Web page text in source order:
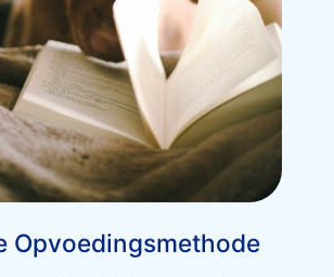
Opvoedingsmethode